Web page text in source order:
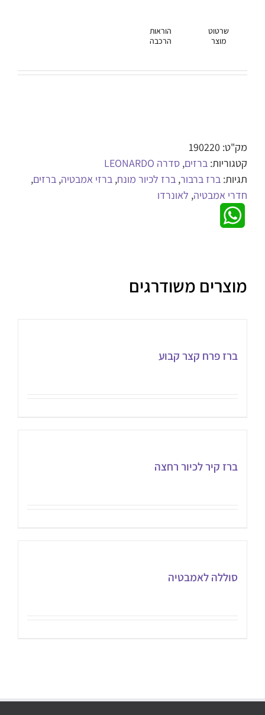
שרטוט
מוצר
הוראות
הרכבה
מק"ט: 190220
קטגוריות: ברזים, סדרה LEONARDO
תגיות: ברז ברבור, ברז לכיור מונח, ברזי אמבטיה, ברזים,
חדרי אמבטיה, לאונרדו
מוצרים משודרגים
ברז פרח קצר קבוע
ברז קיר לכיור רחצה
סוללה לאמבטיה